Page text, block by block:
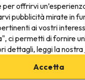
offrirvi
pubblicità mirate in
ai vostri
ci permetti di fornire
dettagli, leggi la nostra
Accetta